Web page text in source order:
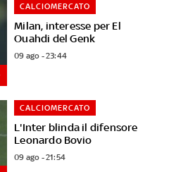
Milan, interesse per El
Ouahdi del Genk
CALCIOMERCATO
09 ago - 23:44
L'Inter blinda il difensore
Leonardo Bovio
CALCIOMERCATO
09 ago - 21:54